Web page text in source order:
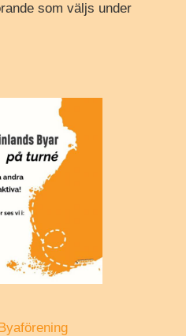
som väljs under